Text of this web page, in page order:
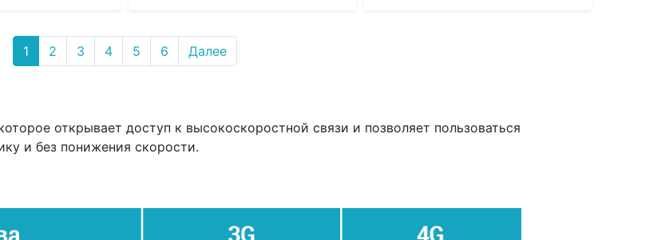
1 2 3 4 5 6 Далее
открывает доступ к высокоскоростной связи и позволяет пользоваться
и без понижения скорости.